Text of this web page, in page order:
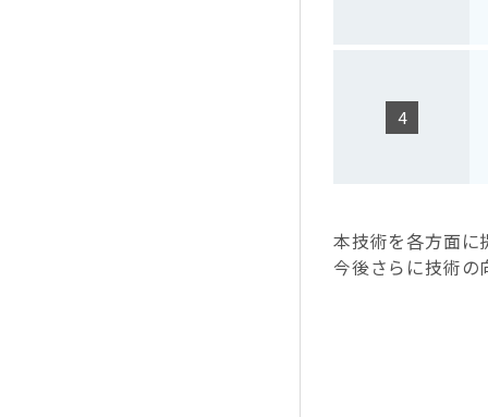
本技術を各方面に
今後さらに技術の